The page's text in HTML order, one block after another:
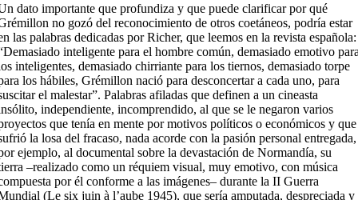
dato importante que profundiza y que puede clarificar por qué
no gozó del reconocimiento de otros coetáneos, podría estar
las palabras dedicadas por Richer, que leemos en la revista española:
inteligente para el hombre común, demasiado emotivo
inteligentes, demasiado chirriante para los tiernos, demasiado torpe
los hábiles, Grémillon nació para desconcertar a cada uno, para
el malestar”. Palabras afiladas que definen a un cineasta
independiente, incomprendido, al que se le negaron varios
que tenía en mente por motivos políticos o económicos y que
la losa del fracaso, nada acorde con la pasión personal entregada,
ejemplo, al documental sobre la devastación de Normandía, su
–realizado como un réquiem visual, muy emotivo, con música
por él conforme a las imágenes– durante la II Guerra
(Le six juin à l’aube 1945), que sería amputada, despreciada y